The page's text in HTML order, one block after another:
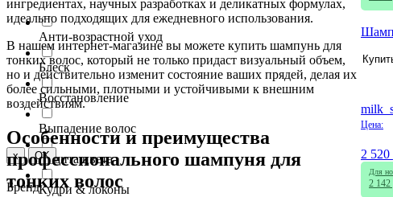
Анти-возрастной уход
Блеск
Восстановление
Выпадение волос
Защита цвета
Кудри & локоны
x OK
Бренд
Цена:
2 520
Для
2 142
ингредиентах, научных разработках и деликатных формулах,
идеально подходящих для ежедневного использования.
В нашем интернет-магазине вы можете купить шампунь для
тонких волос, который не только придаст визуальный объем,
но и действительно изменит состояние ваших прядей, делая их
более сильными, плотными и устойчивыми к внешним
воздействиям.
Особенности и преимущества
профессионального шампуня для
тонких волос